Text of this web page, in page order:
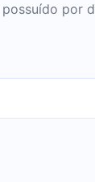
possuído por